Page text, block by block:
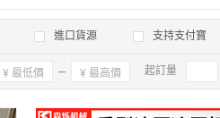
進口貨源 支持支付寶
確定 起訂量